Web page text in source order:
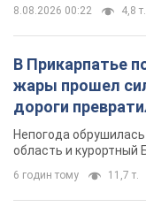
Хорватия
по спортивной
официально не
Европы
6 годин тому 9,2 т.